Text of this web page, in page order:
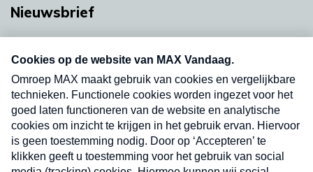
Nieuwsbrief
nieuwsbrief. Elke vrijdag- en dinsdagochtend in
uw mailbox.
Verzend